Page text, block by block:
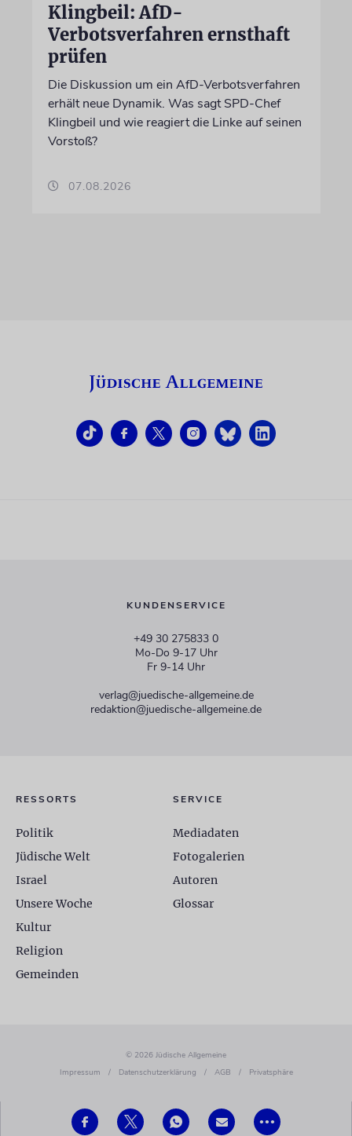
•••
Klingbeil: AfD-
Verbotsverfahren ernsthaft
prüfen
Die Diskussion um ein AfD-Verbotsverfahren
erhält neue Dynamik. Was sagt SPD-Chef
Klingbeil und wie reagiert die Linke auf seinen
Vorstoß?
07.08.2026
KUNDENSERVICE
+49 30 275833 0
Mo-Do 9-17 Uhr
Fr 9-14 Uhr
verlag@juedische-allgemeine.de
redaktion@juedische-allgemeine.de
RESSORTS
Politik
Jüdische Welt
Israel
Unsere Woche
Kultur
Religion
Gemeinden
SERVICE
Mediadaten
Fotogalerien
Autoren
Glossar
© 2026 Jüdische Allgemeine
Impressum
/ Datenschutzerklärung / AGB / Privatsphäre